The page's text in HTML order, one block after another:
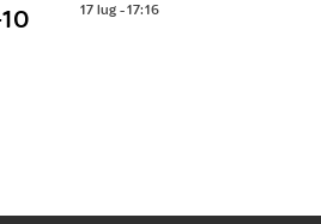
17 lug - 17:16